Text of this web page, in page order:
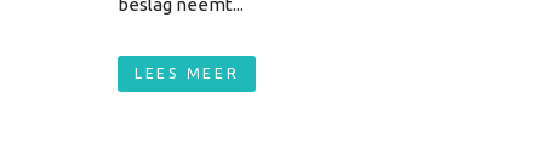
beslag neemt...
LEES MEER